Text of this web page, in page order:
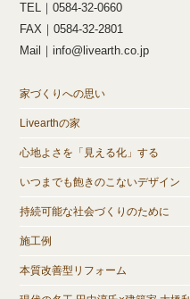
TEL｜0584-32-0660
FAX｜0584-32-2801
Mail｜info@livearth.co.jp
家づくりへの思い
Livearthの家
心地よさを「見える化」する
いつまでも飽きのこないデザイン
持続可能な社会づくりのために
施工例
本質改善型リフォーム